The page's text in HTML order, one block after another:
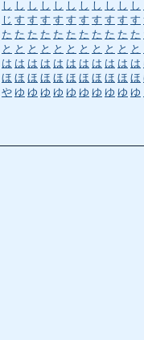
し し し し し し し し し し し
じ す す す す す す す す す す
た た た た た た た た た た た
と と と と と と と と と と と
は は は は は は は は は は は
ほ ほ ほ ほ ほ ほ ほ ほ ほ ほ ほ
や ゆ ゆ ゆ ゆ ゆ ゆ ゆ ゆ ゆ ゆ